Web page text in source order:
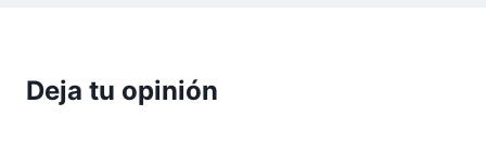
Deja tu opinión